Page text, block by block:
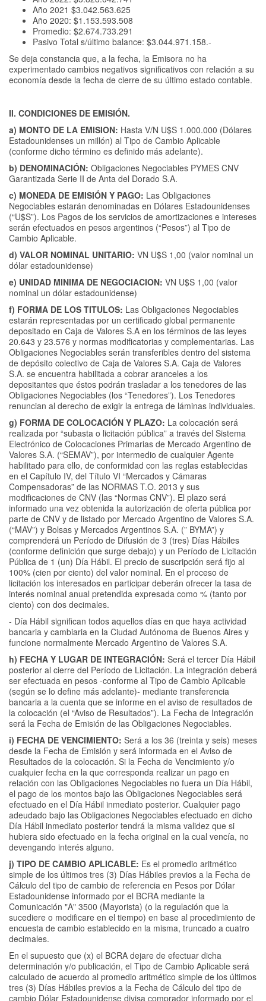
Año 2021 $3.042.563.625
Año 2020: $1.153.593.508
Promedio: $2.674.733.291
Pasivo Total s/último balance: $3.044.971.158.-
Se deja constancia que, a la fecha, la Emisora no ha
experimentado cambios negativos significativos con relación a su
economía desde la fecha de cierre de su último estado contable.
II. CONDICIONES DE EMISIÓN.
a) MONTO DE LA EMISION: Hasta V/N U$S 1.000.000 (Dólares
Estadounidenses un millón) al Tipo de Cambio Aplicable
(conforme dicho término es definido más adelante).
b) DENOMINACIÓN: Obligaciones Negociables PYMES CNV
Garantizada Serie II de Anta del Dorado S.A.
c) MONEDA DE EMISIÓN Y PAGO: Las Obligaciones
Negociables estarán denominadas en Dólares Estadounidenses
(“U$S”). Los Pagos de los servicios de amortizaciones e intereses
serán efectuados en pesos argentinos (“Pesos”) al Tipo de
Cambio Aplicable.
d) VALOR NOMINAL UNITARIO: VN U$S 1,00 (valor nominal un
dólar estadounidense)
e) UNIDAD MINIMA DE NEGOCIACION: VN U$S 1,00 (valor
nominal un dólar estadounidense)
f) FORMA DE LOS TITULOS: Las Obligaciones Negociables
estarán representadas por un certificado global permanente
depositado en Caja de Valores S.A en los términos de las leyes
20.643 y 23.576 y normas modificatorias y complementarias. Las
Obligaciones Negociables serán transferibles dentro del sistema
de depósito colectivo de Caja de Valores S.A. Caja de Valores
S.A. se encuentra habilitada a cobrar aranceles a los
depositantes que éstos podrán trasladar a los tenedores de las
Obligaciones Negociables (los “Tenedores”). Los Tenedores
renuncian al derecho de exigir la entrega de láminas individuales.
g) FORMA DE COLOCACIÓN Y PLAZO: La colocación será
realizada por “subasta o licitación pública” a través del Sistema
Electrónico de Colocaciones Primarias de Mercado Argentino de
Valores S.A. (“SEMAV”), por intermedio de cualquier Agente
habilitado para ello, de conformidad con las reglas establecidas
en el Capítulo IV, del Título VI “Mercados y Cámaras
Compensadoras” de las NORMAS T.O. 2013 y sus
modificaciones de CNV (las “Normas CNV”). El plazo será
informado una vez obtenida la autorización de oferta pública por
parte de CNV y de listado por Mercado Argentino de Valores S.A.
(“MAV”) y Bolsas y Mercados Argentinos S.A. (” BYMA”) y
comprenderá un Período de Difusión de 3 (tres) Días Hábiles
(conforme definición que surge debajo) y un Período de Licitación
Pública de 1 (un) Día Hábil. El precio de suscripción será fijo al
100% (cien por ciento) del valor nominal. En el proceso de
licitación los interesados en participar deberán ofrecer la tasa de
interés nominal anual pretendida expresada como % (tanto por
ciento) con dos decimales.
- Día Hábil significan todos aquellos días en que haya actividad
bancaria y cambiaria en la Ciudad Autónoma de Buenos Aires y
funcione normalmente Mercado Argentino de Valores S.A.
h) FECHA Y LUGAR DE INTEGRACIÓN: Será el tercer Día Hábil
posterior al cierre del Período de Licitación. La integración deberá
ser efectuada en pesos -conforme al Tipo de Cambio Aplicable
(según se lo define más adelante)- mediante transferencia
bancaria a la cuenta que se informe en el aviso de resultados de
la colocación (el “Aviso de Resultados”). La Fecha de Integración
será la Fecha de Emisión de las Obligaciones Negociables.
i) FECHA DE VENCIMIENTO: Será a los 36 (treinta y seis) meses
desde la Fecha de Emisión y será informada en el Aviso de
Resultados de la colocación. Si la Fecha de Vencimiento y/o
cualquier fecha en la que corresponda realizar un pago en
relación con las Obligaciones Negociables no fuera un Día Hábil,
el pago de los montos bajo las Obligaciones Negociables será
efectuado en el Día Hábil inmediato posterior. Cualquier pago
adeudado bajo las Obligaciones Negociables efectuado en dicho
Día Hábil inmediato posterior tendrá la misma validez que si
hubiera sido efectuado en la fecha original en la cual vencía, no
devengando interés alguno.
j) TIPO DE CAMBIO APLICABLE: Es el promedio aritmético
simple de los últimos tres (3) Días Hábiles previos a la Fecha de
Cálculo del tipo de cambio de referencia en Pesos por Dólar
Estadounidense informado por el BCRA mediante la
Comunicación "A" 3500 (Mayorista) (o la regulación que la
sucediere o modificare en el tiempo) en base al procedimiento de
encuesta de cambio establecido en la misma, truncado a cuatro
decimales.
En el supuesto que (x) el BCRA dejare de efectuar dicha
determinación y/o publicación, el Tipo de Cambio Aplicable será
calculado de acuerdo al promedio aritmético simple de los últimos
tres (3) Días Hábiles previos a la Fecha de Cálculo del tipo de
cambio Dólar Estadounidense divisa comprador informado por el